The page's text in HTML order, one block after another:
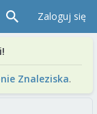
Zaloguj się
Znaleziska.